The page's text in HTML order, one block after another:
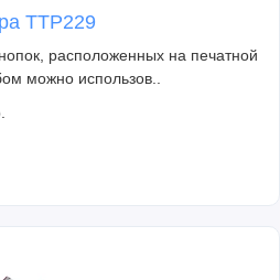
TTP229
расположенных на печатной
можно использов..